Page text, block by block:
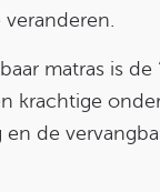
matras is de
krachtige
de